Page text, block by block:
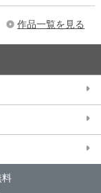
作品一覧を見る